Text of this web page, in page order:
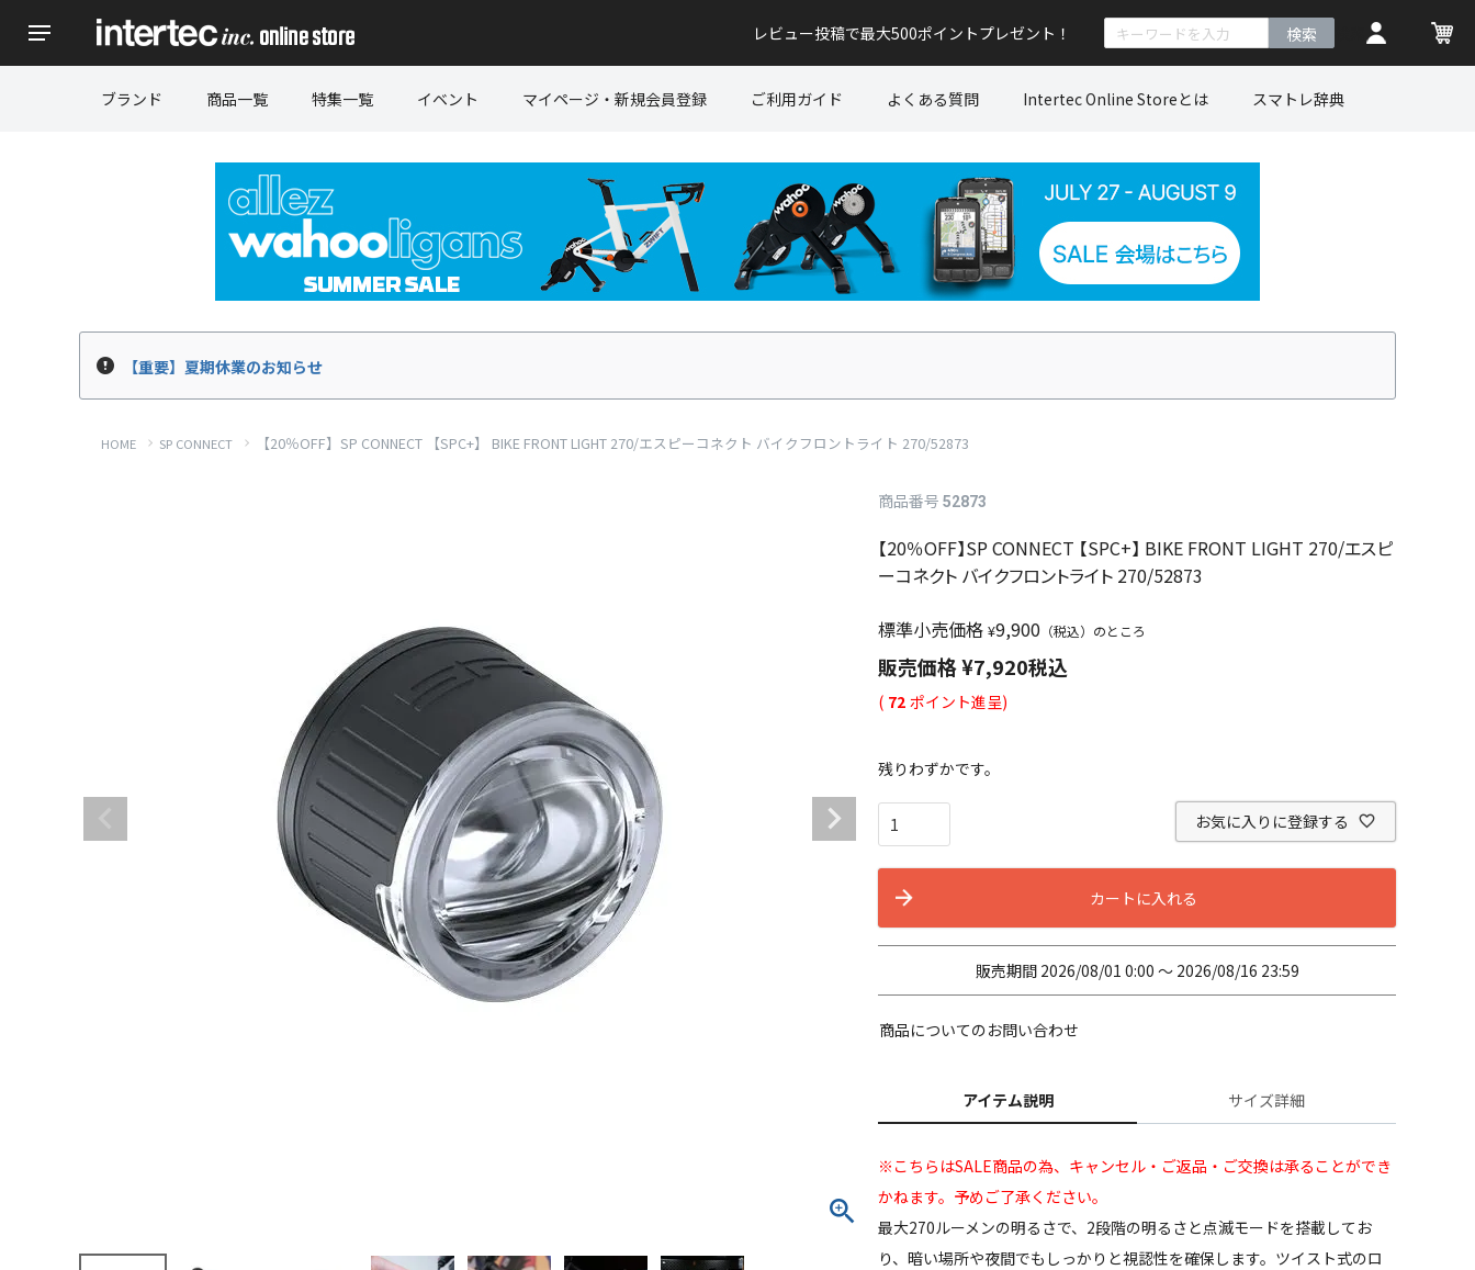
レビュー投稿で最大500ポイントプレゼント！
ブランド 商品一覧 特集一覧 イベント マイページ・新規会員登録 ご利用ガイド よくある質問 Intertec Online Storeとは スマトレ辞典
【重要】夏期休業のお知らせ
HOME SP CONNECT 【20％OFF】SP CONNECT 【SPC+】 BIKE FRONT LIGHT 270/エスピーコネクト バイクフロントライト 270/52873
商品番号 52873
【20％OFF】SP CONNECT 【SPC+】 BIKE FRONT LIGHT 270/エスピ
ーコネクト バイクフロントライト 270/52873
標準小売価格 ¥9,900 （税込）のところ
販売価格¥7,920税込
( 72 ポイント進呈)
残りわずかです。
お気に入りに登録する
カートに入れる
販売期間 2026/08/01 0:00 〜 2026/08/16 23:59
商品についてのお問い合わせ
アイテム説明 サイズ詳細
※こちらはSALE商品の為、キャンセル・ご返品・ご交換は承ることができ
かねます。予めご了承ください。
最大270ルーメンの明るさで、2段階の明るさと点滅モードを搭載してお
り、暗い場所や夜間でもしっかりと視認性を確保します。ツイスト式のロ